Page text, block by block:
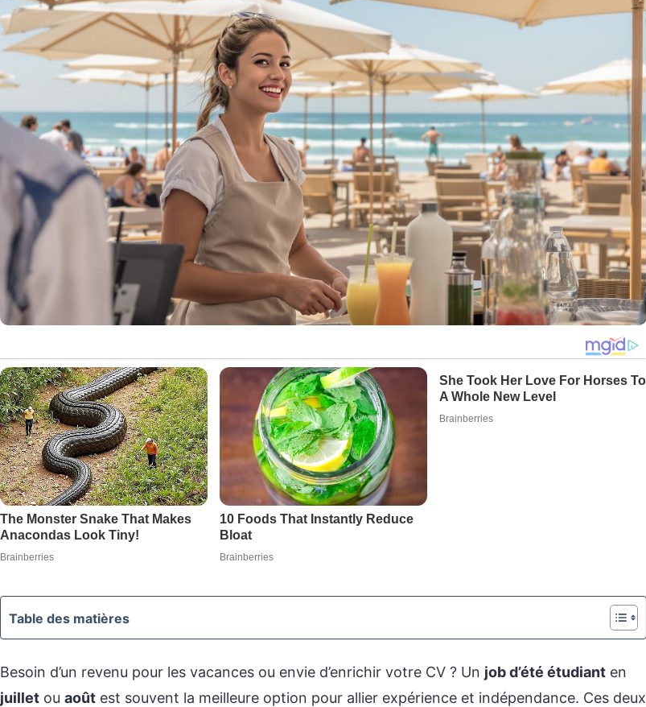
Table des matières
Besoin d’un revenu pour les vacances ou envie d’enrichir votre CV ? Un job d’été étudiant en
juillet ou août est souvent la meilleure option pour allier expérience et indépendance. Ces deux